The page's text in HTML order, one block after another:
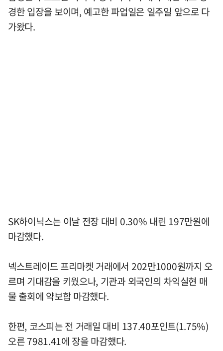
경한 입장을 보이며, 예고한 파업일은 일주일 앞으로 다
가왔다.
SK하이닉스는 이날 전장 대비 0.30% 내린 197만원에
마감했다.
넥스트레이드 프리마켓 거래에서 202만1000원까지 오
르며 기대감을 키웠으나, 기관과 외국인의 차익실현 매
물 출회에 약보합 마감했다.
한편, 코스피는 전 거래일 대비 137.40포인트(1.75%)
오른 7981.41에 장을 마감했다.